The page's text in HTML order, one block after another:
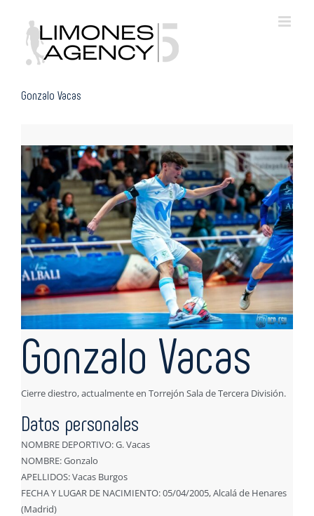
content
Gonzalo Vacas
Gonzalo Vacas
Cierre diestro, actualmente en Torrejón Sala de Tercera División.
Datos personales
NOMBRE DEPORTIVO: G. Vacas
NOMBRE: Gonzalo
APELLIDOS: Vacas Burgos
FECHA Y LUGAR DE NACIMIENTO: 05/04/2005, Alcalá de Henares
(Madrid)